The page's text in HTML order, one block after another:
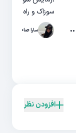
سوزاک و راه های
سارا صاحبی
افزودن نظر